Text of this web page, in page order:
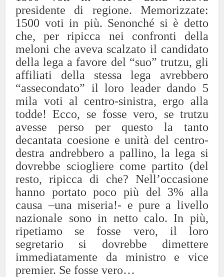
presidente di regione. Memorizzate:
1500 voti in più. Senonché si è detto
che, per ripicca nei confronti della
meloni che aveva scalzato il candidato
della lega a favore del “suo” trutzu, gli
affiliati della stessa lega avrebbero
“assecondato” il loro leader dando 5
mila voti al centro-sinistra, ergo alla
todde! Ecco, se fosse vero, se trutzu
avesse perso per questo la tanto
decantata coesione e unità del centro-
destra andrebbero a pallino, la lega si
dovrebbe sciogliere come partito (del
resto, ripicca di che? Nell’occasione
hanno portato poco più del 3% alla
causa –una miseria!- e pure a livello
nazionale sono in netto calo. In più,
ripetiamo se fosse vero, il loro
segretario si dovrebbe dimettere
immediatamente da ministro e vice
premier. Se fosse vero…